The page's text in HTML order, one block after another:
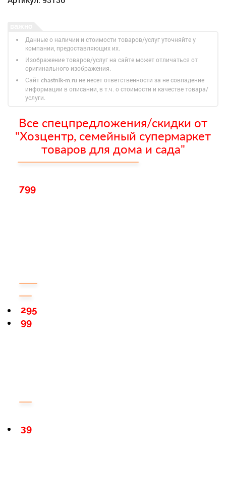
Данные о наличии и стоимости товаров/услуг уточняйте у
компании, предоставляющих их.
Изображение товаров/услуг на сайте может отличаться от
оригинального изображения.
Сайт chastnik-m.ru не несет ответственности за не совпадение
информации в описании, в т.ч. о стоимости и качестве товара/
услуги.
Все спецпредложения/скидки от
"Хозцентр, семейный супермаркет
товаров для дома и сада"
799
99
295
39